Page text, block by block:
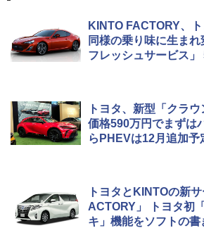
KINTO FACTORY、
同様の乗り味に生ま
フレッシュサービス
トヨタ、新型「クラ
価格590万円でまずは
らPHEVは12月追加予
トヨタとKINTOの新
ACTORY」 トヨタ初
キ」機能をソフトの